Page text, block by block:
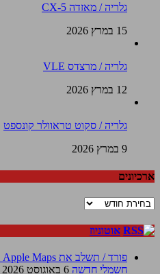
גלריה / מאזדה CX-5
15 במרץ 2026
גלריה / מרצדס VLE
12 במרץ 2026
גלריה / סקוט טראוולר קונספט
9 במרץ 2026
ארכיונים
ארכיונים
אוטוניוז
חשמלי חדשה 6 באוגוסט 2026